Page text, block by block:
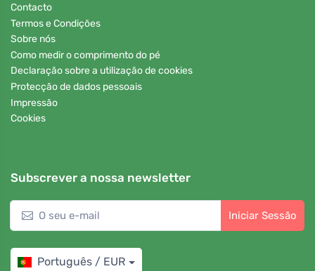
Contacto
Termos e Condições
Sobre nós
Como medir o comprimento do pé
Declaração sobre a utilização de cookies
Protecção de dados pessoais
Impressão
Cookies
Subscrever a nossa newsletter
Iniciar Sessão
Português / EUR